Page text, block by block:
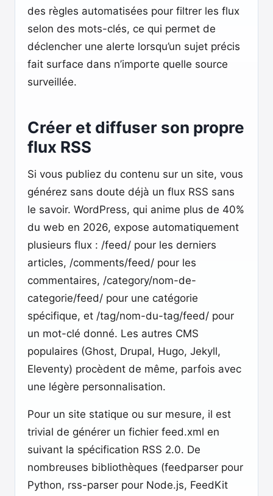
des règles automatisées pour filtrer les flux
selon des mots-clés, ce qui permet de
déclencher une alerte lorsqu’un sujet précis
fait surface dans n’importe quelle source
surveillée.
Créer et diffuser son propre
flux RSS
Si vous publiez du contenu sur un site, vous
générez sans doute déjà un flux RSS sans
le savoir. WordPress, qui anime plus de 40%
du web en 2026, expose automatiquement
plusieurs flux : /feed/ pour les derniers
articles, /comments/feed/ pour les
commentaires, /category/nom-de-
categorie/feed/ pour une catégorie
spécifique, et /tag/nom-du-tag/feed/ pour
un mot-clé donné. Les autres CMS
populaires (Ghost, Drupal, Hugo, Jekyll,
Eleventy) procèdent de même, parfois avec
une légère personnalisation.
Pour un site statique ou sur mesure, il est
trivial de générer un fichier feed.xml en
suivant la spécification RSS 2.0. De
nombreuses bibliothèques (feedparser pour
Python, rss-parser pour Node.js, FeedKit